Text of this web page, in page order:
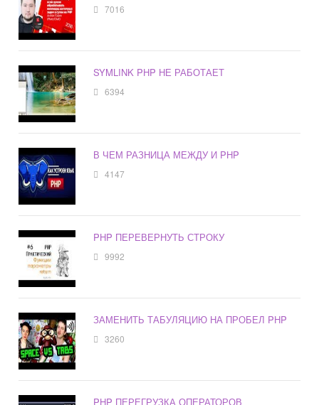
7016
SYMLINK PHP НЕ РАБОТАЕТ
6394
В ЧЕМ РАЗНИЦА МЕЖДУ И PHP
4147
PHP ПЕРЕВЕРНУТЬ СТРОКУ
9992
ЗАМЕНИТЬ ТАБУЛЯЦИЮ НА ПРОБЕЛ PHP
3260
PHP ПЕРЕГРУЗКА ОПЕРАТОРОВ